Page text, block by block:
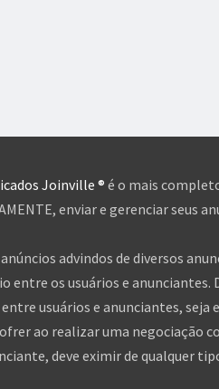
Joinville ® é o mais
enviar e gerenciar seus
advindos de diversos
os usuários e
usuários e anunciantes,
ao realizar uma
deve eximir de qualquer